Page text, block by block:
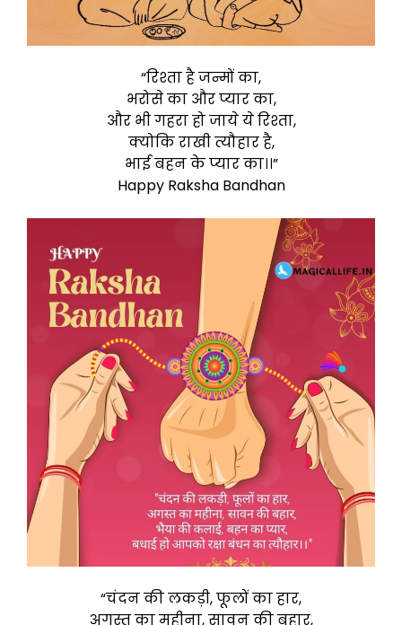
“रिश्ता है जन्मों का,
भरोसे का और प्यार का,
और भी गहरा हो जाये ये रिश्ता,
क्योकि राखी त्यौहार है,
भाई बहन के प्यार का।।”
Happy Raksha Bandhan
“चंदन की लकड़ी, फूलों का हार,
अगस्त का महीना, सावन की बहार,